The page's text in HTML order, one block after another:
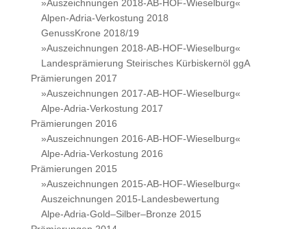
»Auszeichnungen 2018-AB-HOF-Wieselburg«
Alpen-Adria-Verkostung 2018
GenussKrone 2018/19
»Auszeichnungen 2018-AB-HOF-Wieselburg«
Landesprämierung Steirisches Kürbiskernöl ggA
Prämierungen 2017
»Auszeichnungen 2017-AB-HOF-Wieselburg«
Alpe-Adria-Verkostung 2017
Prämierungen 2016
»Auszeichnungen 2016-AB-HOF-Wieselburg«
Alpe-Adria-Verkostung 2016
Prämierungen 2015
»Auszeichnungen 2015-AB-HOF-Wieselburg«
Auszeichnungen 2015-Landesbewertung
Alpe-Adria-Gold–Silber–Bronze 2015